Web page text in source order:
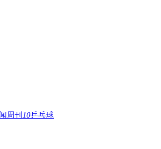
周刊 10乒乓球